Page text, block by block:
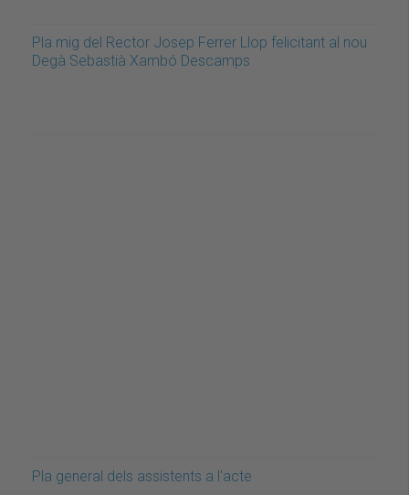
Pla mig del Rector Josep Ferrer Llop felicitant al nou
Degà Sebastià Xambó Descamps
Pla general dels assistents a l'acte